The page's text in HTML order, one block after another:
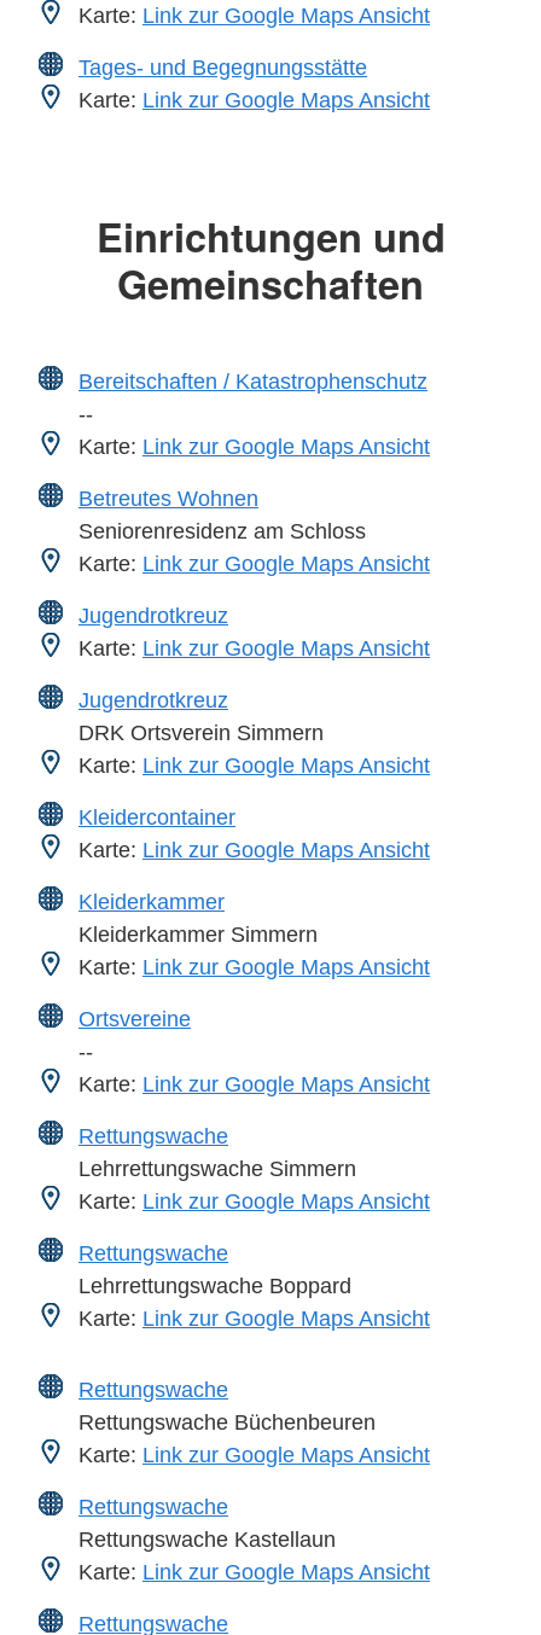
Karte: Link zur Google Maps Ansicht
Tages- und Begegnungsstätte
Karte: Link zur Google Maps Ansicht
Einrichtungen und
Gemeinschaften
Bereitschaften / Katastrophenschutz
--
Karte: Link zur Google Maps Ansicht
Betreutes Wohnen
Seniorenresidenz am Schloss
Karte: Link zur Google Maps Ansicht
Jugendrotkreuz
Karte: Link zur Google Maps Ansicht
Jugendrotkreuz
DRK Ortsverein Simmern
Karte: Link zur Google Maps Ansicht
Kleidercontainer
Karte: Link zur Google Maps Ansicht
Kleiderkammer
Kleiderkammer Simmern
Karte: Link zur Google Maps Ansicht
Ortsvereine
--
Karte: Link zur Google Maps Ansicht
Rettungswache
Lehrrettungswache Simmern
Karte: Link zur Google Maps Ansicht
Rettungswache
Lehrrettungswache Boppard
Karte: Link zur Google Maps Ansicht
Rettungswache
Rettungswache Büchenbeuren
Karte: Link zur Google Maps Ansicht
Rettungswache
Rettungswache Kastellaun
Karte: Link zur Google Maps Ansicht
Rettungswache